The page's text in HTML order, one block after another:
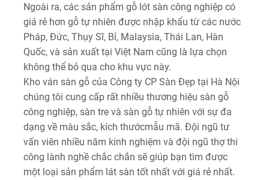
Ngoài ra, các sản phẩm gỗ lót sàn công nghiệp có
giá rẻ hơn gỗ tự nhiên được nhập khẩu từ các nước
Pháp, Đức, Thụy Sĩ, Bỉ, Malaysia, Thái Lan, Hàn
Quốc, và sản xuất tại Việt Nam cũng là lựa chọn
không thể bỏ qua cho khu vực này.
Kho ván sàn gỗ của Công ty CP Sàn Đẹp tại Hà Nội
chúng tôi cung cấp rất nhiều thương hiệu sàn gỗ
công nghiệp, sàn tre và sàn gỗ tự nhiên với sự đa
dạng về màu sắc, kích thướcmẫu mã. Đội ngũ tư
vấn viên nhiều năm kinh nghiệm và đội ngũ thợ thi
công lành nghề chắc chắn sẽ giúp bạn tìm được
một loại sản phẩm lát sàn tốt nhất với giá rẻ nhất.